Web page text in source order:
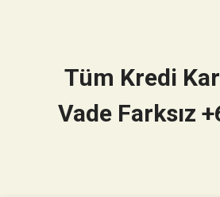
Tüm Kredi
Vade Farksız